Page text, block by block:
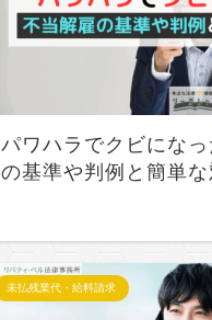
パワハラでクビにな
の基準や判例と簡単
未払残業代・給料請求